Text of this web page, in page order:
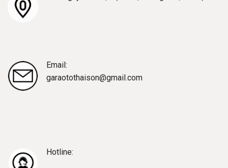
Email:
garaotothaison@gmail.com
Hotline: